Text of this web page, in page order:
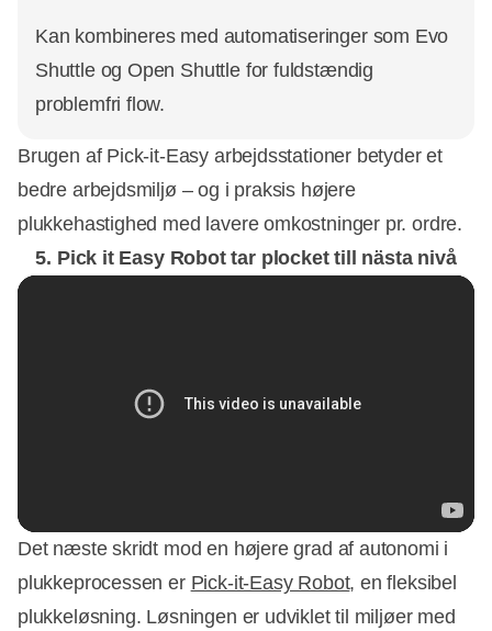
Kan kombineres med automatiseringer som Evo
Shuttle og Open Shuttle for fuldstændig
problemfri flow.
Brugen af ​​Pick-it-Easy arbejdsstationer betyder et
bedre arbejdsmiljø – og i praksis højere
plukkehastighed med lavere omkostninger pr. ordre.
5. Pick it Easy Robot tar plocket till nästa nivå
Det næste skridt mod en højere grad af autonomi i
plukkeprocessen er Pick-it-Easy Robot, en fleksibel
plukkeløsning. Løsningen er udviklet til miljøer med